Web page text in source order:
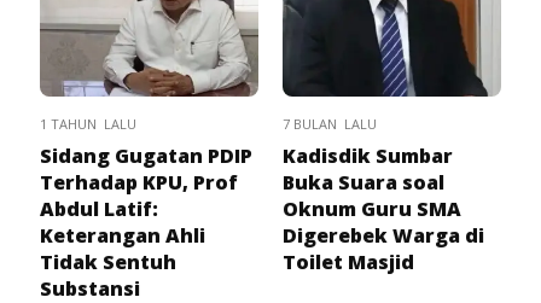
1 TAHUN LALU
Sidang Gugatan PDIP
Terhadap KPU, Prof
Abdul Latif:
Keterangan Ahli
Tidak Sentuh
Substansi
7 BULAN LALU
Kadisdik Sumbar
Buka Suara soal
Oknum Guru SMA
Digerebek Warga di
Toilet Masjid